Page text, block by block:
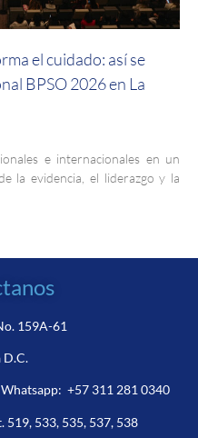
el cuidado: así se
BPSO 2026 en La
e internacionales en un
la evidencia, el liderazgo y la
159A-61
D.C.
+57 311 281 0340
519, 533, 535, 537, 538